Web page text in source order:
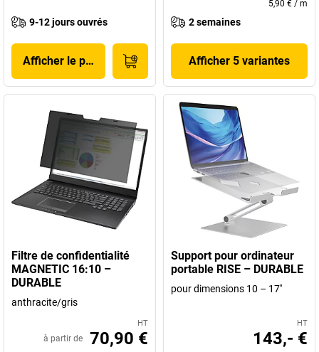
9-12 jours ouvrés
Afficher le produit
5,90 € / m
2 semaines
Afficher 5 variantes
Filtre de confidentialité
MAGNETIC 16:10 –
DURABLE
anthracite/gris
HT
à partir de 70,90 €
Support pour ordinateur
portable RISE – DURABLE
pour dimensions 10 – 17''
HT
143,- €